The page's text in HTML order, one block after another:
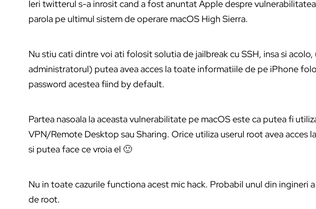
Ieri twitterul s-a inrosit cand a fost anuntat Apple despre
parola pe ultimul sistem de operare macOS High Sierra.
Nu stiu cati dintre voi ati folosit solutia de jailbreak cu SSH, insa si
administratorul) putea avea acces la toate informatiile de pe iPhone
password acestea fiind by default.
Partea nasoala la aceasta vulnerabilitate pe macOS este ca putea fi
VPN/Remote Desktop sau Sharing. Orice utiliza userul root avea acces
si putea face ce vroia el 🙂
Nu in toate cazurile functiona acest mic hack. Probabil unul din ingineri
de root.